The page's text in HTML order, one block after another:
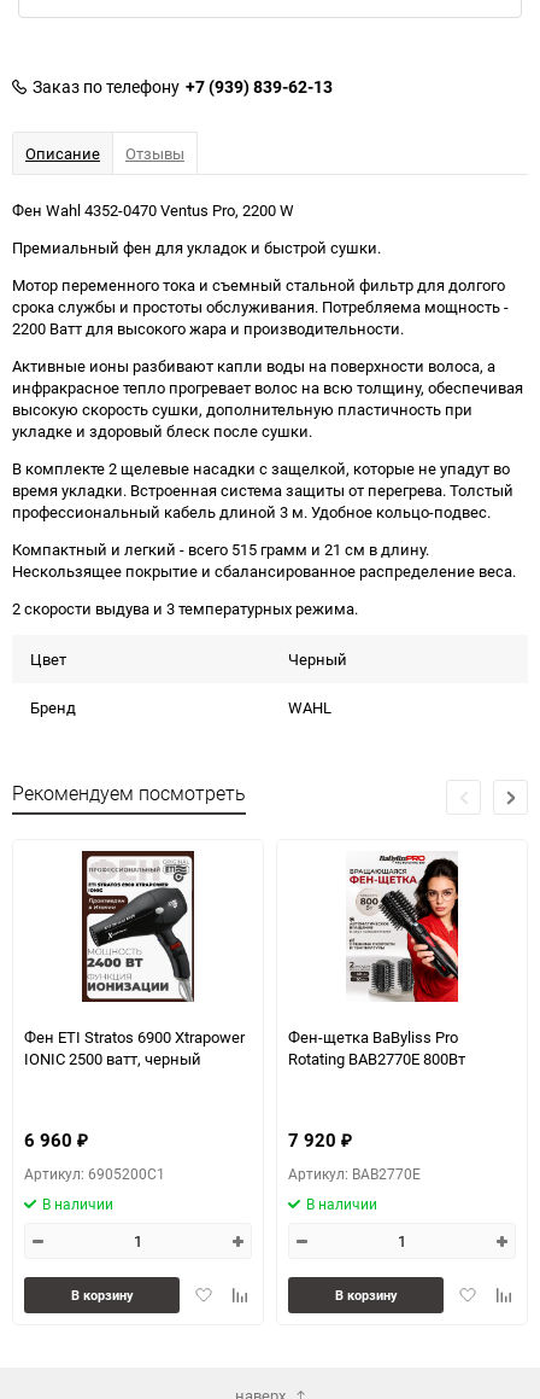
Заказ по телефону +7 (939) 839-62-13
Описание Отзывы
Фен Wahl 4352-0470 Ventus Pro, 2200 W
Премиальный фен для укладок и быстрой сушки.
Мотор переменного тока и съемный стальной фильтр для долгого
срока службы и простоты обслуживания. Потребляема мощность -
2200 Ватт для высокого жара и производительности.
Активные ионы разбивают капли воды на поверхности волоса, а
инфракрасное тепло прогревает волос на всю толщину, обеспечивая
высокую скорость сушки, дополнительную пластичность при
укладке и здоровый блеск после сушки.
В комплекте 2 щелевые насадки с защелкой, которые не упадут во
время укладки. Встроенная система защиты от перегрева. Толстый
профессиональный кабель длиной 3 м. Удобное кольцо-подвес.
Компактный и легкий - всего 515 грамм и 21 см в длину.
Нескользящее покрытие и сбалансированное распределение веса.
2 скорости выдува и 3 температурных режима.
Цвет Черный
Бренд WAHL
Рекомендуем посмотреть
Фен ETI Stratos 6900 Xtrapower
IONIC 2500 ватт, черный
6 960 ₽
Артикул: 6905200C1
В наличии
ДобавитьДобавить
В корзину
Фен-щетка BaByliss Pro
Rotating BAB2770E 800Вт
7 920 ₽
Артикул: BAB2770E
В наличии
Добавить
В корзину